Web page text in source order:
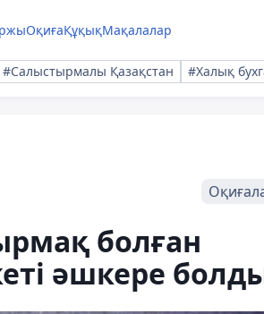
ОқиғаҚұқықМақалалар
#Салыстырмалы Қазақстан #Халық
болған
әшкере